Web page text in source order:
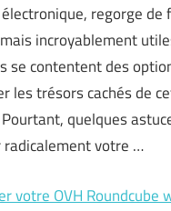
regorge
incroyablement
se contentent des
les trésors cachés de
quelques
votre …
votre OVH Roundcube